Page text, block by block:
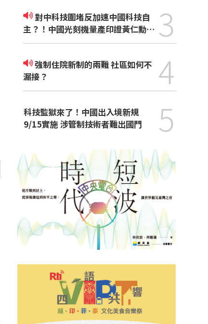
對中科技圍堵反加速中國科技自
主？！中國光刻機量產印證黃仁勳觀
點
3
強制住院新制的兩難 社區如何不
漏接？
4
科技監獄來了！中國出入境新規
9/15實施 涉管制技術者難出國門
5